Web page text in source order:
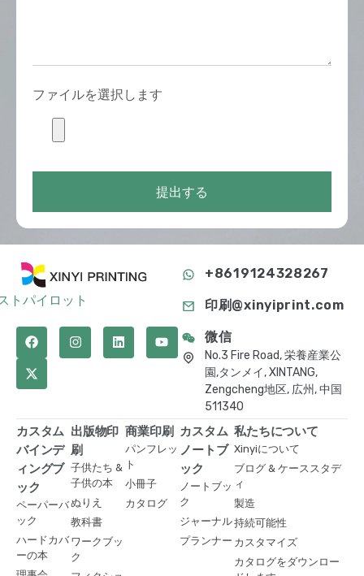
ファイルを選択します
提出する
トパイロット
+8619124328267
印刷@xinyiprint.com
微信
No.3 Fire Road, 栄養産業公
園,タンメイ, XINTANG,
Zengcheng地区, 広州, 中国
511340
カスタム
バインデ
ィングブ
ック
ペーパーバ
ック
ハードカバ
ーの本
出版物印
刷
子供たち &
子供の本
ぬりえ
教科書
ワークブッ
ク
商業印刷
パンフレッ
ト
小冊子
カタログ
カスタム
ノートブ
ック
ノートブッ
ク
ジャーナル
プランナー
私たちについて
Xinyiについて
ブログ & ケーススタデ
ィ
製造
持続可能性
カスタマイズ
カタログをダウンロー